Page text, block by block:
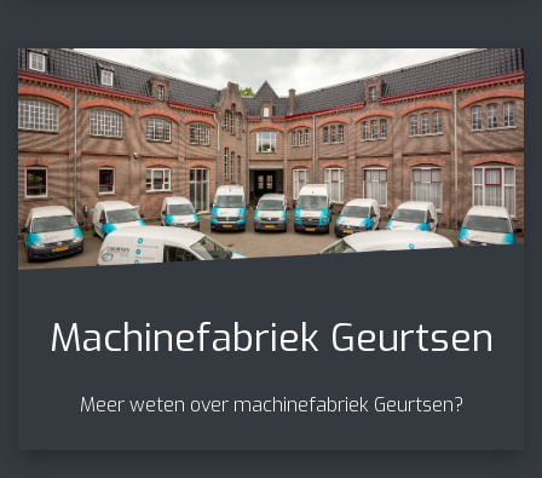
Machinefabriek Geurtsen
Meer weten over machinefabriek Geurtsen?